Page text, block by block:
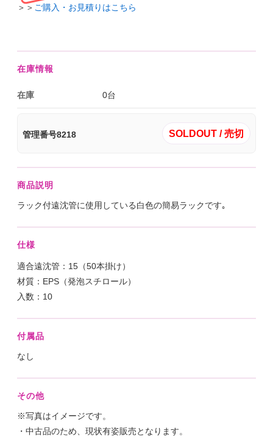
＞＞ ご購入・お見積りはこちら
在庫情報
在庫 0台
管理番号8218 SOLDOUT / 売切
商品説明
ラック付遠沈管に使用している白色の簡易ラックです｡
仕様
適合遠沈管：15（50本掛け）
材質：EPS（発泡スチロール）
入数：10
付属品
なし
その他
※写真はイメージです。
・中古品のため、現状有姿販売となります。